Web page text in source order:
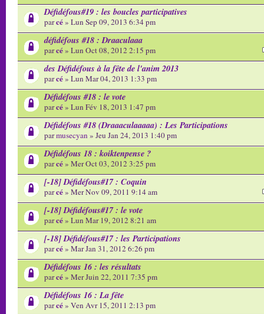
Défidéfous#19 : les boucles participatives
parcé» Lun Sep 09, 2013 6:34 pm
défidéfous #18 : Draaculaaa
parcé» Lun Oct 08, 2012 2:15 pm
des Défidéfous à la fête de l'anim 2013
parcé» Lun Mar 04, 2013 1:33 pm
Défidéfous #18 : le vote
parcé» Lun Fév 18, 2013 1:47 pm
Défidéfous #18 (Draaaculaaaaa) : Les Participations
parmusecyan » Jeu Jan 24, 2013 1:40 pm
Défidéfous 18 : koiktenpense ?
parcé» Mer Oct 03, 2012 3:25 pm
[-18] Défidéfous#17 : Coquin
parcé» Mer Nov 09, 2011 9:14 am
[-18] Défidéfous#17 : le vote
parcé» Lun Mar 19, 2012 8:21 am
[-18] Défidéfous#17 : les Participations
parcé» Mar Jan 31, 2012 6:26 pm
Défidéfous 16 : les résultats
parcé» Mer Juin 22, 2011 7:35 pm
Défidéfous 16 : La fête
parcé» Ven Avr 15, 2011 2:13 pm